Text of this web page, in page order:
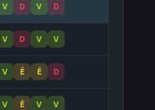
V D V D
V D V V
V É É D
V É V V